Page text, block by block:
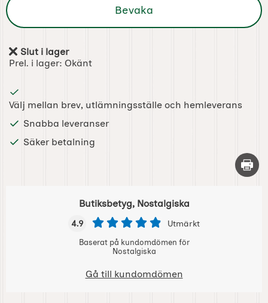
Bevaka
Tillgänglighet:
Slut i lager
Prel. i lager: Okänt
Välj mellan brev, utlämningsställe och hemleverans
Snabba leveranser
Säker betalning
Skriv
Butiksbetyg, Nostalgiska
4.9 Utmärkt
Baserat på kundomdömen för
Nostalgiska
Gå till kundomdömen